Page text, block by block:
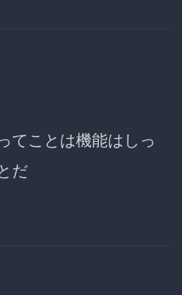
てことは機能はしっ
だ